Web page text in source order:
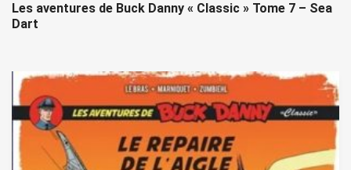
Les aventures de Buck Danny « Classic » Tome 7 – Sea
Dart